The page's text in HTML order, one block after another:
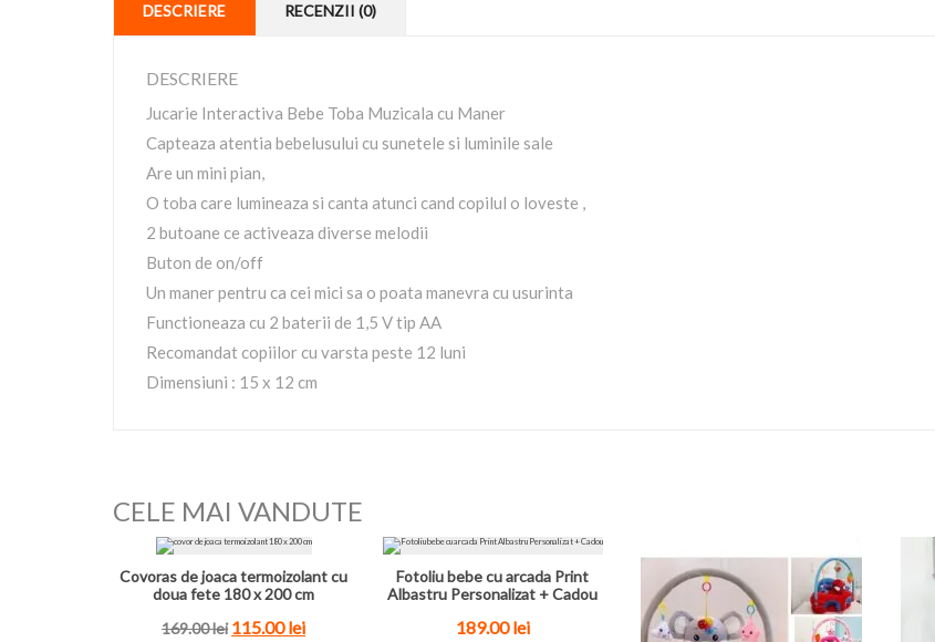
DESCRIERE RECENZII (0)
DESCRIERE
Jucarie Interactiva Bebe Toba Muzicala cu Maner
Capteaza atentia bebelusului cu sunetele si luminile sale
Are un mini pian,
O toba care lumineaza si canta atunci cand copilul o loveste ,
2 butoane ce activeaza diverse melodii
Buton de on/off
Un maner pentru ca cei mici sa o poata manevra cu usurinta
Functioneaza cu 2 baterii de 1,5 V tip AA
Recomandat copiilor cu varsta peste 12 luni
Dimensiuni : 15 x 12 cm
CELE MAI VANDUTE
Covoras de joaca termoizolant cu
doua fete 180 x 200 cm
169.00lei 115.00lei
Fotoliu bebe cu arcada Print
Albastru Personalizat + Cadou
189.00lei